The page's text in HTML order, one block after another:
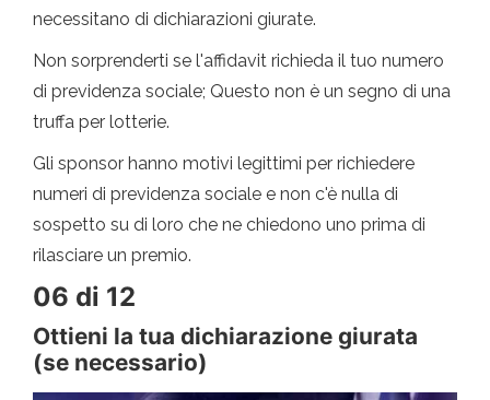
necessitano di dichiarazioni giurate.
Non sorprenderti se l'affidavit richieda il tuo numero
di previdenza sociale; Questo non è un segno di una
truffa per lotterie.
Gli sponsor hanno motivi legittimi per richiedere
numeri di previdenza sociale e non c'è nulla di
sospetto su di loro che ne chiedono uno prima di
rilasciare un premio.
06 di 12
Ottieni la tua dichiarazione giurata
(se necessario)